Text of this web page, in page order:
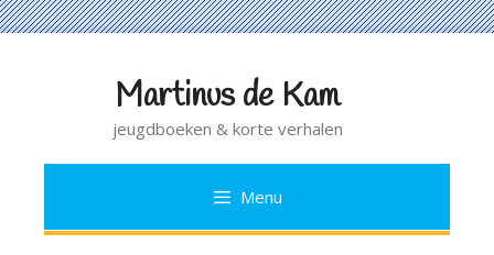
inhoud
Martinus de Kam
jeugdboeken & korte verhalen
Menu